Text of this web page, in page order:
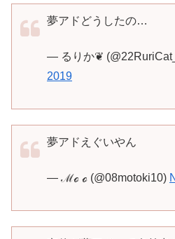
夢アドどうしたの…
— るりか❦
2019
夢アドえぐいやん
— ℳℴ ℴ (@08motoki10)